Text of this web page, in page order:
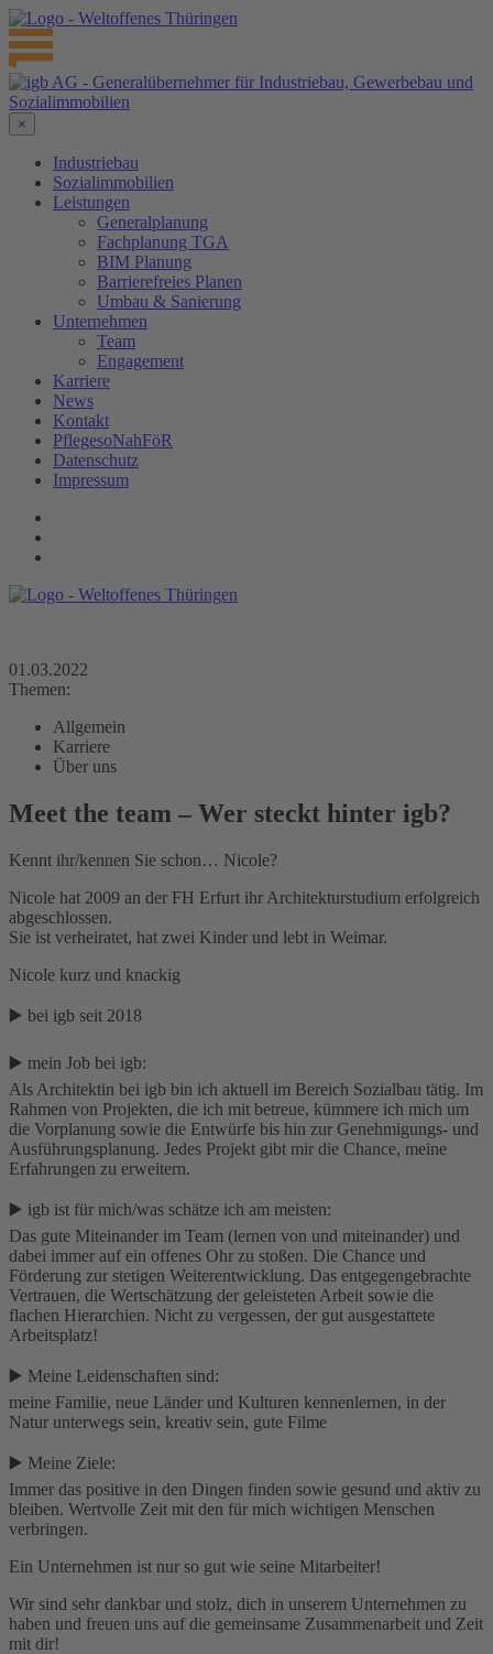
×
Industriebau
Sozialimmobilien
Leistungen
Generalplanung
Fachplanung TGA
BIM Planung
Barrierefreies Planen
Umbau & Sanierung
Unternehmen
Team
Engagement
Karriere
News
Kontakt
PflegesoNahFöR
Datenschutz
Impressum
01.03.2022
Themen:
Allgemein
Karriere
Über uns
Meet the team – Wer steckt hinter igb?
Kennt ihr/kennen Sie schon… Nicole?
Nicole hat 2009 an der FH Erfurt ihr Architekturstudium erfolgreich
abgeschlossen.
Sie ist verheiratet, hat zwei Kinder und lebt in Weimar.
Nicole kurz und knackig
▶️ bei igb seit 2018
▶️ mein Job bei igb:
Als Architektin bei igb bin ich aktuell im Bereich Sozialbau tätig. Im
Rahmen von Projekten, die ich mit betreue, kümmere ich mich um
die Vorplanung sowie die Entwürfe bis hin zur Genehmigungs- und
Ausführungsplanung. Jedes Projekt gibt mir die Chance, meine
Erfahrungen zu erweitern.
▶️ igb ist für mich/was schätze ich am meisten:
Das gute Miteinander im Team (lernen von und miteinander) und
dabei immer auf ein offenes Ohr zu stoßen. Die Chance und
Förderung zur stetigen Weiterentwicklung. Das entgegengebrachte
Vertrauen, die Wertschätzung der geleisteten Arbeit sowie die
flachen Hierarchien. Nicht zu vergessen, der gut ausgestattete
Arbeitsplatz!
▶️ Meine Leidenschaften sind:
meine Familie, neue Länder und Kulturen kennenlernen, in der
Natur unterwegs sein, kreativ sein, gute Filme
▶️ Meine Ziele:
Immer das positive in den Dingen finden sowie gesund und aktiv zu
bleiben. Wertvolle Zeit mit den für mich wichtigen Menschen
verbringen.
Ein Unternehmen ist nur so gut wie seine Mitarbeiter!
Wir sind sehr dankbar und stolz, dich in unserem Unternehmen zu
haben und freuen uns auf die gemeinsame Zusammenarbeit und Zeit
mit dir!